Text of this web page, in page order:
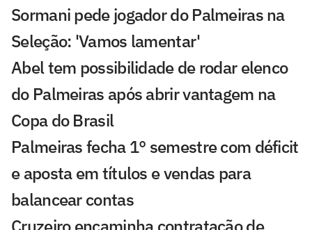
Sormani pede jogador do Palmeiras na
Seleção: 'Vamos lamentar'
Abel tem possibilidade de rodar elenco
do Palmeiras após abrir vantagem na
Copa do Brasil
Palmeiras fecha 1° semestre com déficit
e aposta em títulos e vendas para
balancear contas